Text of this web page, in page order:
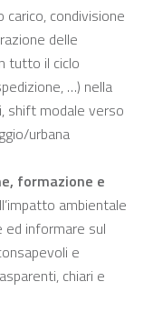
condivisione
delle
tutto il ciclo
…) nella
shift modale verso
urbana
formazione e
ambientale
informare sul
e
chiari e